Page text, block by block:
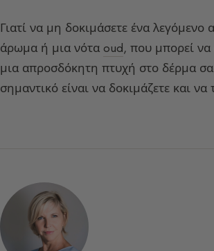
Γιατί να μη δοκιμάσετε ένα λεγόμενο
άρωμα ή μια νότα oud, που μπορεί
μια απροσδόκητη πτυχή στο δέρμα
σημαντικό είναι να δοκιμάζετε και να